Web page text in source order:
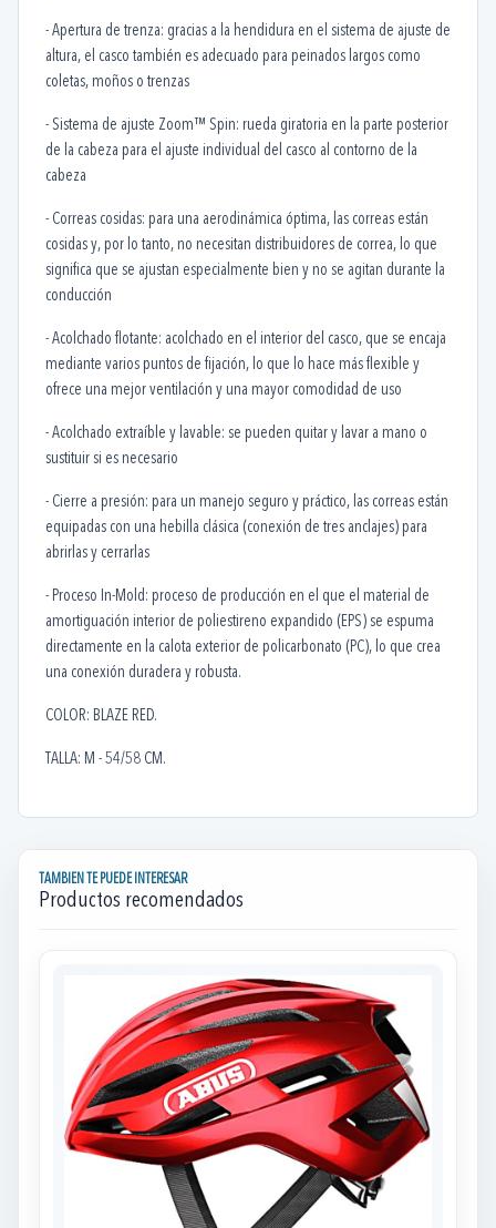
- Apertura de trenza: gracias a la hendidura en el sistema de ajuste de
altura, el casco también es adecuado para peinados largos como
coletas, moños o trenzas
- Sistema de ajuste Zoom™ Spin: rueda giratoria en la parte posterior
de la cabeza para el ajuste individual del casco al contorno de la
cabeza
- Correas cosidas: para una aerodinámica óptima, las correas están
cosidas y, por lo tanto, no necesitan distribuidores de correa, lo que
significa que se ajustan especialmente bien y no se agitan durante la
conducción
- Acolchado flotante: acolchado en el interior del casco, que se encaja
mediante varios puntos de fijación, lo que lo hace más flexible y
ofrece una mejor ventilación y una mayor comodidad de uso
- Acolchado extraíble y lavable: se pueden quitar y lavar a mano o
sustituir si es necesario
- Cierre a presión: para un manejo seguro y práctico, las correas están
equipadas con una hebilla clásica (conexión de tres anclajes) para
abrirlas y cerrarlas
- Proceso In-Mold: proceso de producción en el que el material de
amortiguación interior de poliestireno expandido (EPS) se espuma
directamente en la calota exterior de policarbonato (PC), lo que crea
una conexión duradera y robusta.
COLOR: BLAZE RED.
TALLA: M - 54/58 CM.
TAMBIEN TE PUEDE INTERESAR
Productos recomendados